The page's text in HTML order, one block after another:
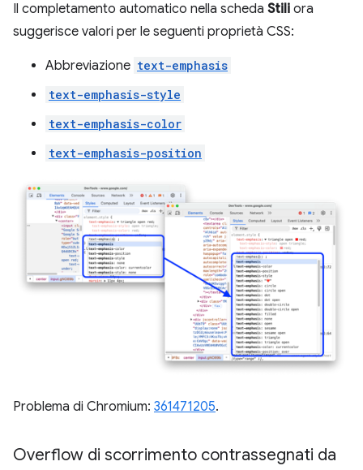
Il completamento automatico nella scheda Stili ora
suggerisce valori per le seguenti proprietà CSS:
Abbreviazione text-emphasis
text-emphasis-style
text-emphasis-color
text-emphasis-position
Problema di Chromium: 361471205.
Overflow di scorrimento contrassegnati da